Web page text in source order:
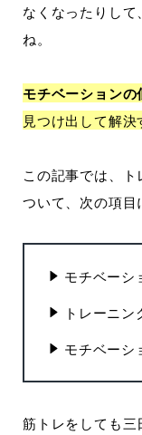
なくなったりして
ね。
モチベーション
見つけ出して解決
この記事では、
ついて、次の項目
モチベーシ
トレーニ
モチベーシ
筋トレをしても